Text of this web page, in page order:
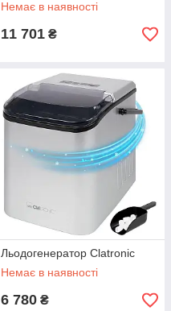
Немає в наявності
11 701 ₴
Льодогенератор Clatronic
Немає в наявності
6 780 ₴